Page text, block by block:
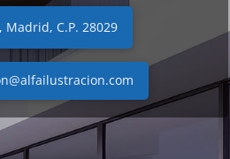
Madrid, C.P. 28029